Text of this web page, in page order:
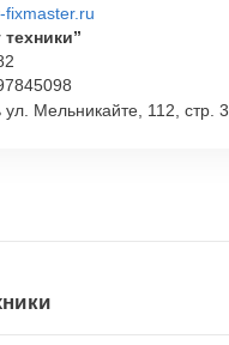
ул. Мельникайте, 112, стр. 3
fixmaster.ru